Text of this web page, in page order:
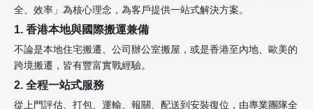
全、效率」為核心理念，為客戶提供一站式解決方案。
1. 香港本地與國際搬運兼備
不論是本地住宅搬遷、公司辦公室搬屋，或是香港至內地、歐美的
跨境搬遷，皆有豐富實戰經驗。
2. 全程一站式服務
從上門評估、打包、運輸、報關、配送到安裝復位，由專業團隊全